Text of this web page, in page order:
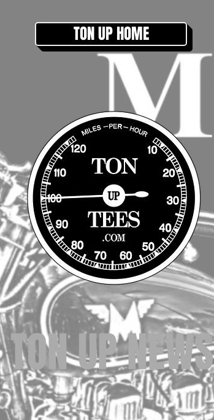
TON UP HOME
TON UP NEWS